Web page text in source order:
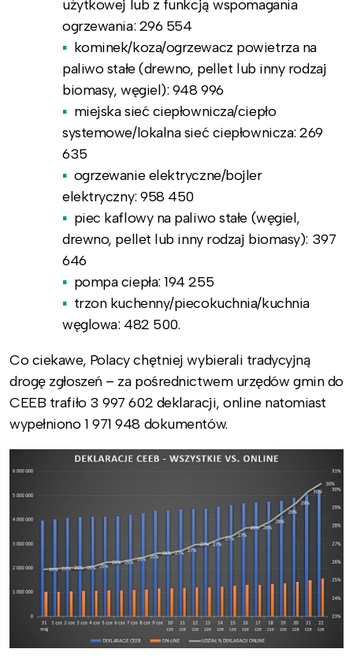
użytkowej lub z funkcją wspomagania
ogrzewania: 296 554
kominek/koza/ogrzewacz powietrza na
paliwo stałe (drewno, pellet lub inny rodzaj
biomasy, węgiel): 948 996
miejska sieć ciepłownicza/ciepło
systemowe/lokalna sieć ciepłownicza:269
635
ogrzewanie elektryczne/bojler
elektryczny:958 450
piec kaflowy na paliwo stałe (węgiel,
drewno, pellet lub inny rodzaj biomasy): 397
646
pompa ciepła: 194 255
trzon kuchenny/piecokuchnia/kuchnia
węglowa: 482 500.
Co ciekawe, Polacy chętniej wybierali tradycyjną
drogę zgłoszeń – za pośrednictwem urzędów gmin do
CEEB trafiło 3 997 602 deklaracji, online natomiast
wypełniono 1 971 948 dokumentów.